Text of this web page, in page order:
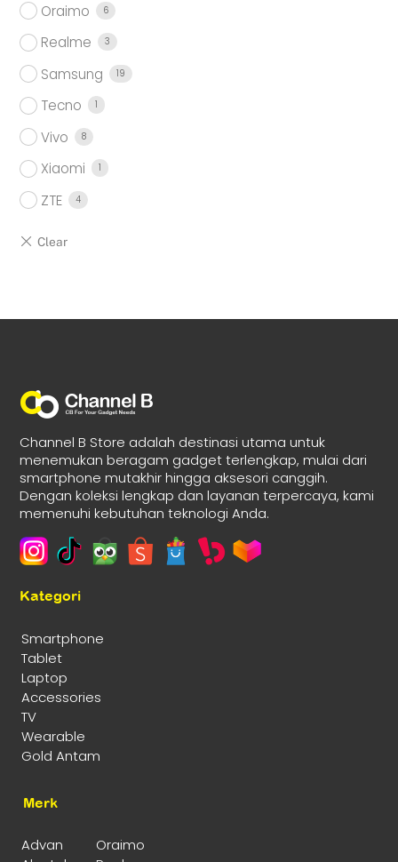
Oraimo 6
Realme 3
Samsung 19
Tecno 1
Vivo 8
Xiaomi 1
ZTE 4
Channel B Store adalah destinasi utama untuk
menemukan beragam gadget terlengkap, mulai dari
smartphone mutakhir hingga aksesori canggih.
Dengan koleksi lengkap dan layanan terpercaya, kami
memenuhi kebutuhan teknologi Anda.
Kategori
Smartphone
Tablet
Laptop
Accessories
TV
Wearable
Gold Antam
Merk
Advan
Oraimo